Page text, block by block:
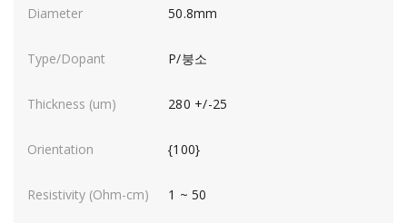
50.8mm
P/붕소
280 +/-25
{100}
1 ~ 50